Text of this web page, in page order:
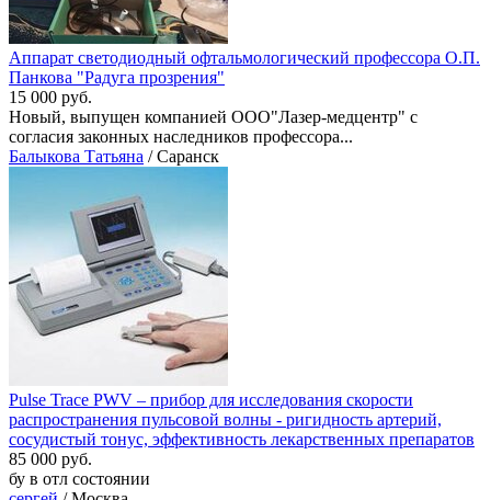
Аппарат светодиодный офтальмологический профессора О.П.
Панкова "Радуга прозрения"
15 000 руб.
Новый, выпущен компанией ООО"Лазер-медцентр" с
согласия законных наследников профессора...
Балыкова Татьяна / Саранск
Pulse Trace PWV – прибор для исследования скорости
распространения пульсовой волны - ригидность артерий,
сосудистый тонус, эффективность лекарственных препаратов
85 000 руб.
бу в отл состоянии